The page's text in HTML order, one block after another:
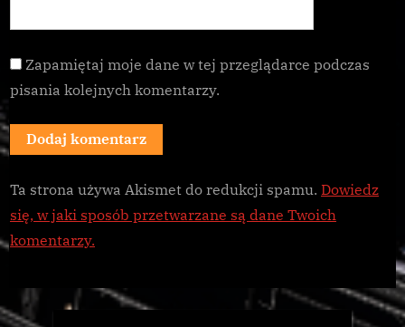
Zapamiętaj moje dane w tej przeglądarce podczas
pisania kolejnych komentarzy.
Ta strona używa Akismet do redukcji spamu. Dowiedz
się, w jaki sposób przetwarzane są dane Twoich
komentarzy.